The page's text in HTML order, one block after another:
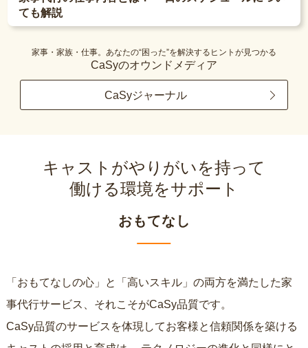
ても解説
家事・家族・仕事。あなたの“困った”を解決するヒントが見つかる
CaSyのオウンドメディア
CaSyジャーナル
キャストがやりがいを持って
働ける環境をサポート
おもてなし
「おもてなしの心」と「高いスキル」の両方を満たした家
事代行サービス、それこそがCaSy品質です。
CaSy品質のサービスを体現してお客様と信頼関係を築ける